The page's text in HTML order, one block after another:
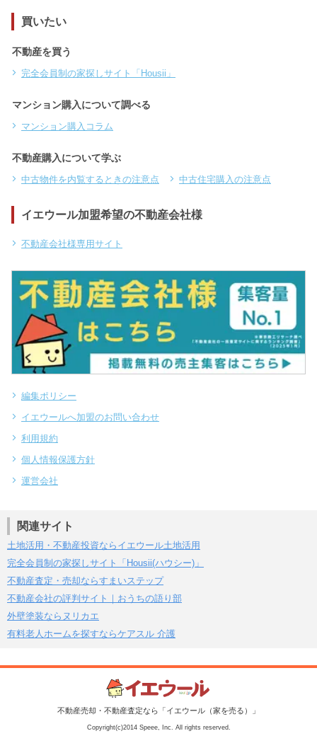
買いたい
不動産を買う
完全会員制の家探しサイト「Housii」
マンション購入について調べる
マンション購入コラム
不動産購入について学ぶ
中古物件を内覧するときの注意点 中古住宅購入の注意点
イエウール加盟希望の不動産会社様
不動産会社様専用サイト
編集ポリシー
イエウールへ加盟のお問い合わせ
利用規約
個人情報保護方針
運営会社
関連サイト
土地活用・不動産投資ならイエウール土地活用
完全会員制の家探しサイト「Housii(ハウシー)」
不動産査定・売却ならすまいステップ
不動産会社の評判サイト｜おうちの語り部
外壁塗装ならヌリカエ
有料老人ホームを探すならケアスル 介護
不動産売却・不動産査定なら「イエウール（家を売る）」
Copyright(c)2014 Speee, Inc. All rights reserved.